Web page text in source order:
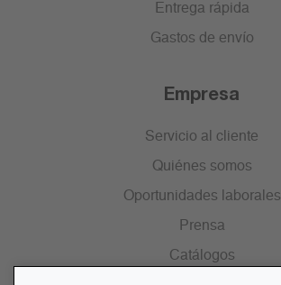
Entrega rápida
Gastos de envío
Empresa
Servicio al cliente
Quiénes somos
Oportunidades laborales
Prensa
Catálogos